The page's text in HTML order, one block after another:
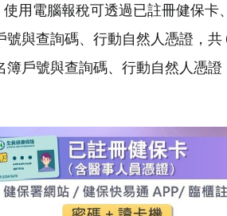
使用電腦報稅可透過已註冊健保卡
號與查詢碼、行動自然人憑證，
戶號與查詢碼、行動自然人憑證